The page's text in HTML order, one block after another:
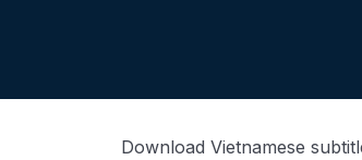
Download Vietnamese